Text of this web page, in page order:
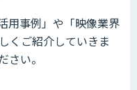
用事例」や「映像業界
くご紹介していきま
さい。